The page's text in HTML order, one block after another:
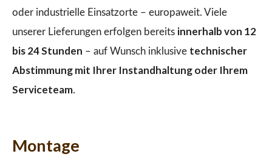
oder industrielle Einsatzorte – europaweit. Viele
unserer Lieferungen erfolgen bereits innerhalb von 12
bis 24 Stunden – auf Wunsch inklusive technischer
Abstimmung mit Ihrer Instandhaltung oder Ihrem
Serviceteam.
Montage